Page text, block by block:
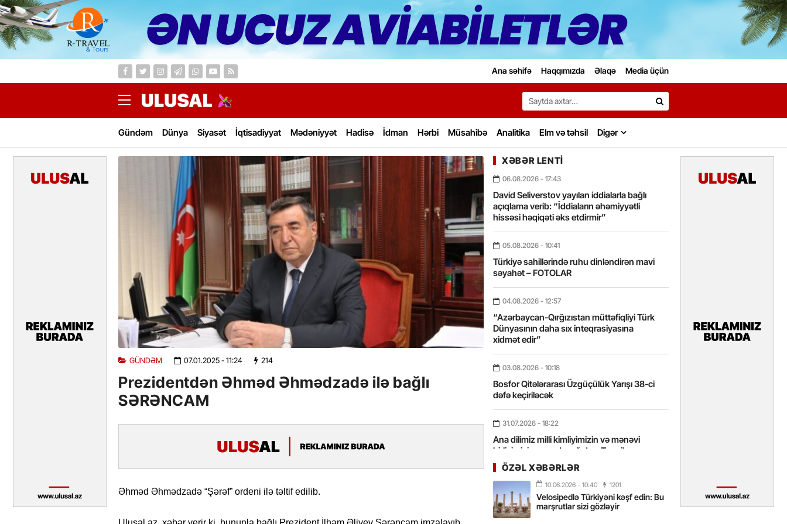
Ana səhifə Haqqımızda Əlaqə Media üçün
Search…
Gündəm Dünya Siyasət İqtisadiyyat Mədəniyyət Hadisə İdman Hərbi Müsahibə Analitika Elm və təhsil Digər
GÜNDƏM 07.01.2025- 11:24 214
Prezidentdən Əhməd Əhmədzadə ilə bağlı
SƏRƏNCAM
Əhməd Əhmədzadə “Şərəf” ordeni ilə təltif edilib.
XƏBƏR LENTI
06.08.2026 - 17:43
David Seliverstov yayılan iddialarla bağlı
açıqlama verib: “İddiaların əhəmiyyətli
hissəsi həqiqəti əks etdirmir”
05.08.2026 - 10:41
Türkiyə sahillərində ruhu dinləndirən mavi
səyahət – FOTOLAR
04.08.2026 - 12:57
“Azərbaycan-Qırğızıstan müttəfiqliyi Türk
Dünyasının daha sıx inteqrasiyasına
xidmət edir”
03.08.2026 - 10:18
Bosfor Qitələrarası Üzgüçülük Yarışı 38-ci
dəfə keçiriləcək
31.07.2026 - 18:22
Ana dilimiz milli kimliyimizin və mənəvi
birliyimizin əsas dayağıdır – Tənzilə
Rüstəmxanlı
31.07.2026 - 16:58
Tarixin axarını yalnız böyük liderlər dəyişir
ÖZƏL XƏBƏRLƏR
10.06.2026 - 10:40 1201
Velosipedlə Türkiyəni kəşf edin: Bu
marşrutlar sizi gözləyir